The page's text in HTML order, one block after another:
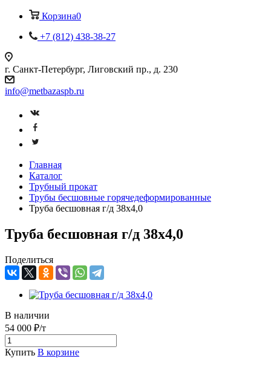
Корзина0
+7 (812) 438-38-27
г. Санкт-Петербург, Лиговский пр., д. 230
info@metbazaspb.ru
Главная
Каталог
Трубный прокат
Трубы бесшовные горячедеформированные
Труба бесшовная г/д 38х4,0
Труба бесшовная г/д 38х4,0
Поделиться
В наличии
54 000 ₽/т
Купить В корзине